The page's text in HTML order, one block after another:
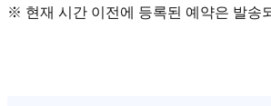
※ 현재 시간 이전에 등록된 예약은 발송